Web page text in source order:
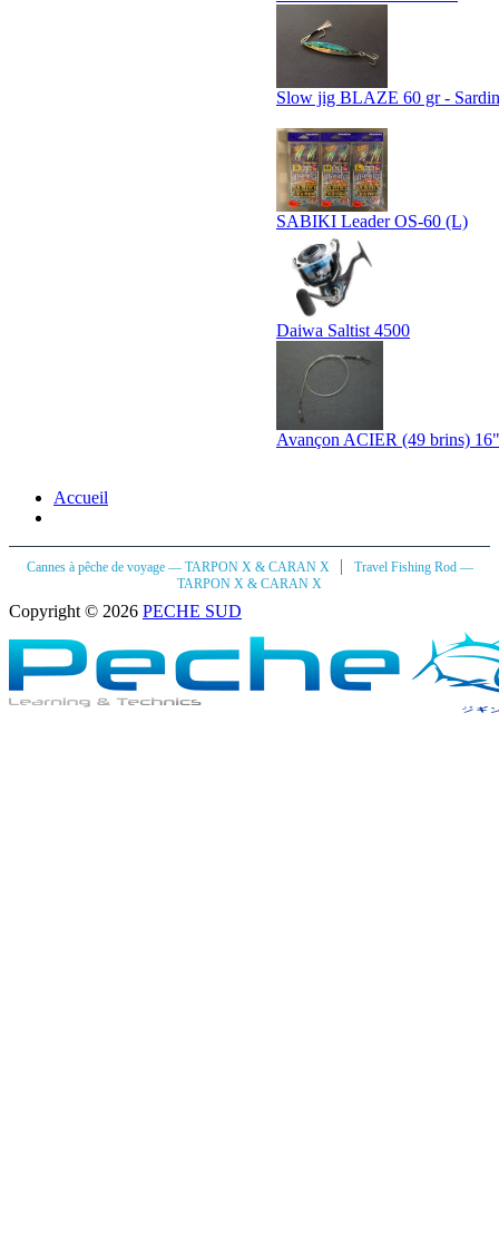
Slow jig BLAZE 60 gr -
SABIKI Leader OS-60 (L)
Daiwa Saltist 4500
Avançon ACIER (49 brins)
Accueil
Cannes à pêche de voyage — TARPON X & CARAN X |
Travel Fishing Rod —
TARPON X & CARAN X
Copyright © 2026 PECHE SUD